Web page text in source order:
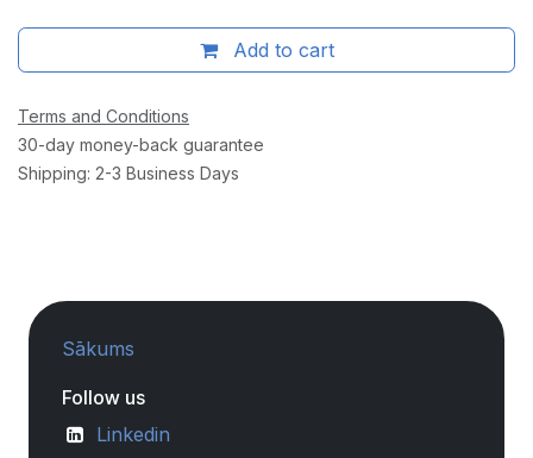
Add to cart
Terms and Conditions
30-day money-back guarantee
Shipping: 2-3 Business Days
Sākums
Follow us
Linkedin